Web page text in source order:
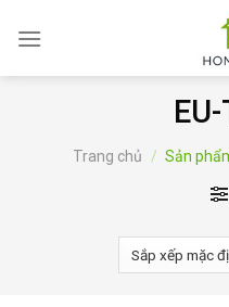
Trang chủ / Sản